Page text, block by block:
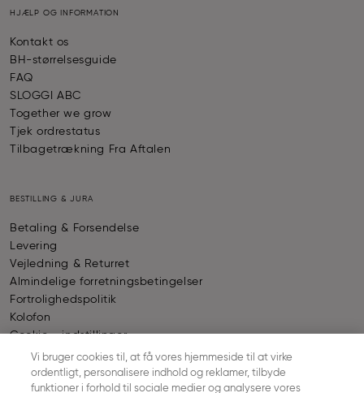
HJÆLP OG INFORMATION
Kontakt os
BH-størrelsesguide
FAQ
SLOGGI ABC
Together we grow
Tjek ordrestatus
Tilbagetrækning Fra Aftalen
BESTILLING & JURA
Betaling & Forsendelse
Levering
Vejledning & Returret
Almindelige forretningsbetingelser
Fortrolighedspolitik
Kolofon
Cookie - indstillinger
BETALING
Vi bruger cookies til, at få vores hjemmeside til at virke
ordentligt, personalisere indhold og reklamer, tilbyde
funktioner i forhold til sociale medier og analysere vores